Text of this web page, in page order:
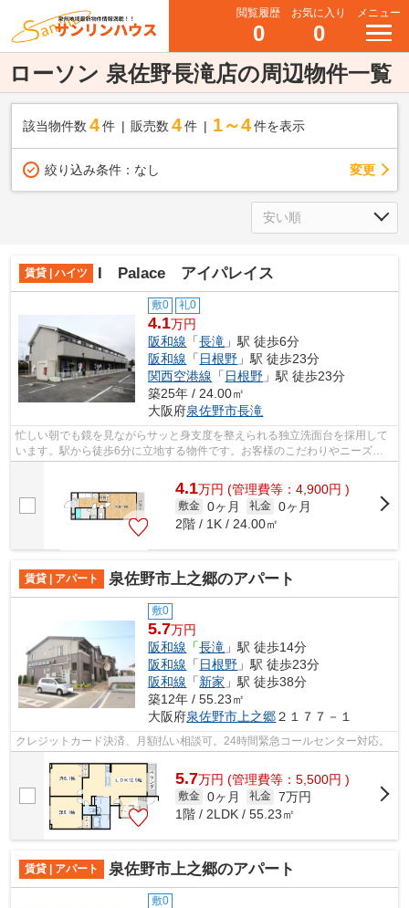
閲覧履歴
0
お気に入り
0
メニュー
ローソン 泉佐野長滝店の周辺物件一覧
該当物件数 4件 販売数 4 件 1～4 件を表示
絞り込み条件： なし 変更
賃貸 | ハイツ I Palace アイパレイス
敷0 礼0
4.1万円
阪和線 「長滝 」駅 徒歩6分
阪和線 「 日根野 」駅 徒歩23分
関西空港線 「 日根野 」駅 徒歩23分
築25年 / 24.00㎡
大阪府泉佐野市長滝
忙しい朝でも鏡を見ながらサッと身支度を整えられる独立洗面台を採用して
います。駅から徒歩6分に立地する物件です。お客様のこだわりやニーズに
4.1万円 (管理費等：4,900円 )
敷金 0ヶ月 礼金 0ヶ月
2階 / 1K / 24.00㎡
賃貸 | アパート 泉佐野市上之郷のアパート
敷0
5.7万円
阪和線 「長滝 」駅 徒歩14分
阪和線 「 日根野 」駅 徒歩23分
阪和線 「新家 」駅 徒歩38分
築12年 / 55.23㎡
大阪府泉佐野市 上之郷２１７７－１
クレジットカード決済、月額払い相談可。24時間緊急コールセンター対応。
5.7万円 (管理費等：5,500円 )
敷金 0ヶ月 礼金 7万円
1階 / 2LDK / 55.23㎡
賃貸 | アパート 泉佐野市上之郷のアパート
敷0